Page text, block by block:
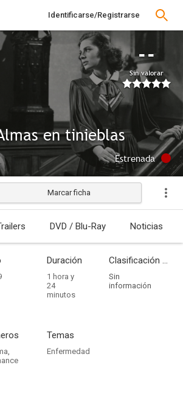
Identificarse/Registrarse
--
Sin valorar
en tinieblas
Estrenada
Marcar ficha
DVD / Blu-Ray Noticias
Duración
1 hora y
24
minutos
Clasificación por edades
Sin
información
,
Temas
Enfermedad